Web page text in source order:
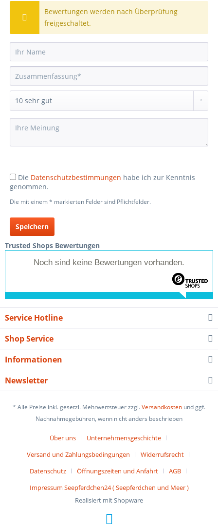
Bewertungen werden nach Überprüfung
freigeschaltet.
Die Datenschutzbestimmungen habe ich zur Kenntnis
genommen.
Die mit einem * markierten Felder sind Pflichtfelder.
Speichern
Trusted Shops Bewertungen
Noch sind keine Bewertungen vorhanden.
Service Hotline
Shop Service
Informationen
Newsletter
* Alle Preise inkl. gesetzl. Mehrwertsteuer zzgl.Versandkosten und ggf.
Nachnahmegebühren, wenn nicht anders beschrieben
Über uns
Unternehmensgeschichte
Versand und Zahlungsbedingungen
Widerrufsrecht
Datenschutz
Öffnungszeiten und Anfahrt
AGB
Impressum Seepferdchen24 ( Seepferdchen und Meer )
Realisiert mit Shopware